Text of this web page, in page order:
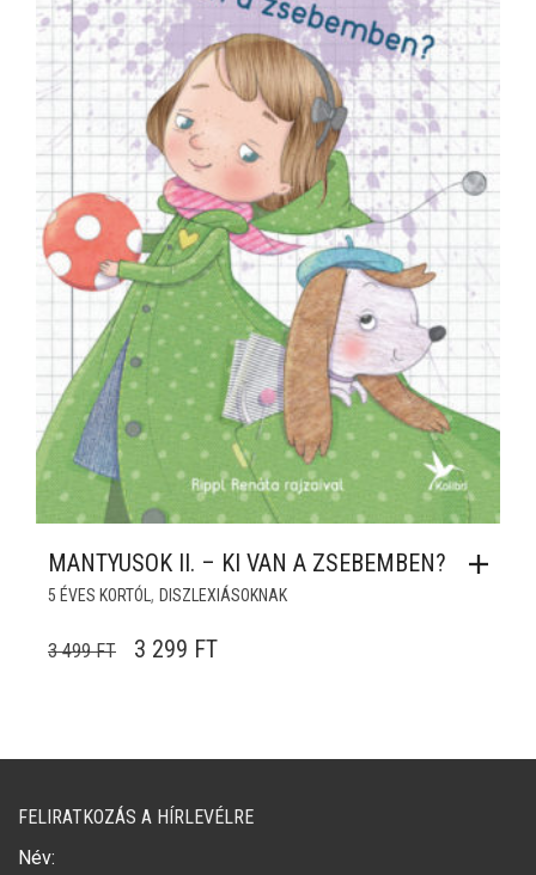
MANTYUSOK II. – KI VAN A ZSEBEMBEN?
5 ÉVES KORTÓL , DISZLEXIÁSOKNAK
3 499FT ORIGINAL PRICE WAS: 3 499 FT.
3 299 FTCURRENT PRICE IS: 3 299 FT.
FELIRATKOZÁS A HÍRLEVÉLRE
Név: